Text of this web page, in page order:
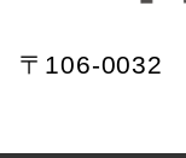
〒106-0032